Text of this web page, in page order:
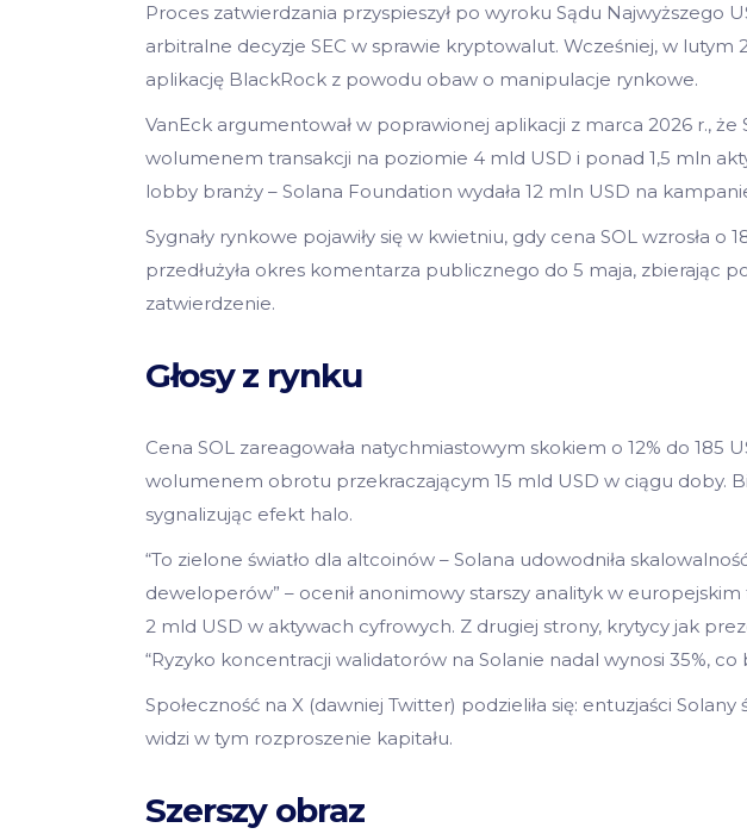
Proces zatwierdzania przyspieszył po wyroku Sądu Najwyższego
arbitralne decyzje SEC w sprawie kryptowalut. Wcześniej, w lutym
aplikację BlackRock z powodu obaw o manipulacje rynkowe.
VanEck argumentował w poprawionej aplikacji z marca 2026 r., że
wolumenem transakcji na poziomie 4 mld USD i ponad 1,5 mln
lobby branży – Solana Foundation wydała 12 mln USD na
Sygnały rynkowe pojawiły się w kwietniu, gdy cena SOL wzrosła o
przedłużyła okres komentarza publicznego do 5 maja, zbierając
zatwierdzenie.
Głosy z rynku
Cena SOL zareagowała natychmiastowym skokiem o 12% do 185
wolumenem obrotu przekraczającym 15 mld USD w ciągu doby.
sygnalizując efekt halo.
“To zielone światło dla altcoinów – Solana udowodniła
deweloperów” – ocenił anonimowy starszy analityk w
2 mld USD w aktywach cyfrowych. Z drugiej strony, krytycy jak
“Ryzyko koncentracji walidatorów na Solanie nadal wynosi 35%,
Społeczność na X (dawniej Twitter) podzieliła się: entuzjaści
widzi w tym rozproszenie kapitału.
Szerszy obraz